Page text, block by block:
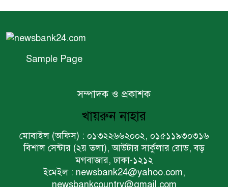
৬
টাকার ৯ প্রকল্প অনুমোদন
ইসলামী ব্যাংকের বোর্ড সভা
অনুষ্ঠিত
ফরচুন সুজের চেয়ারম্যানসহ
কর্মকর্তাদের ৭ কোটি ২০ লাখ টাকা
Sample Page
সম্পাদক ও প্রকাশক
খায়রুন নাহার
মোবাইল (অফিস) : ০১৩২২৬৬২০০২, ০১৫১১৯৩০৩১৬
বিশাল সেন্টার (২য় তলা), আউটার সার্কুলার রোড, বড়
মগবাজার, ঢাকা-১২১২
ইমেইল : newsbank24@yahoo.com,
newsbankcountry@gmail.com